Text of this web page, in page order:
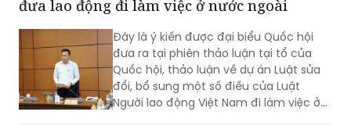
cao hơn...
đưa lao động đi làm việc ở nước ngoài
Đây là ý kiến được đại biểu Quốc hội
đưa ra tại phiên thảo luận tại tổ của
Quốc hội, thảo luận về dự án Luật sửa
đổi, bổ sung một số điều của Luật
Người lao động Việt Nam đi làm việc ở